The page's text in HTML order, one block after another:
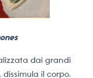
dai grandi
il corpo.